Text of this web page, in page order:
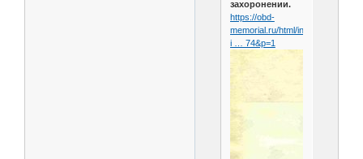
захоронении.
https://obd-
memorial.ru/html/info.htm?
i … 74&p=1